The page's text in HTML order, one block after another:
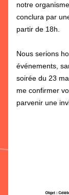
notre
conclura par
partir de 18h.
Nous serions
événements,
soirée du 23
me confirmer
parvenir une